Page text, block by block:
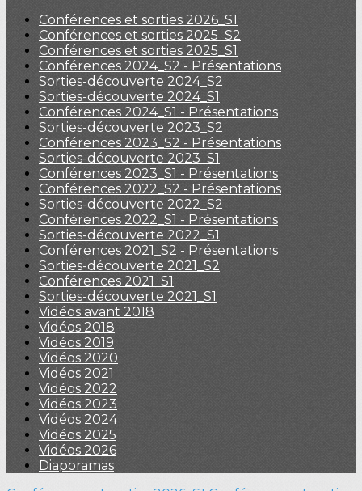
Conférences et sorties 2026_S1
Conférences et sorties 2025_S2
Conférences et sorties 2025_S1
Conférences 2024_S2 - Présentations
Sorties-découverte 2024_S2
Sorties-découverte 2024_S1
Conférences 2024_S1 - Présentations
Sorties-découverte 2023_S2
Conférences 2023_S2 - Présentations
Sorties-découverte 2023_S1
Conférences 2023_S1 - Présentations
Conférences 2022_S2 - Présentations
Sorties-découverte 2022_S2
Conférences 2022_S1 - Présentations
Sorties-découverte 2022_S1
Conférences 2021_S2 - Présentations
Sorties-découverte 2021_S2
Conférences 2021_S1
Sorties-découverte 2021_S1
Vidéos avant 2018
Vidéos 2018
Vidéos 2019
Vidéos 2020
Vidéos 2021
Vidéos 2022
Vidéos 2023
Vidéos 2024
Vidéos 2025
Vidéos 2026
Diaporamas